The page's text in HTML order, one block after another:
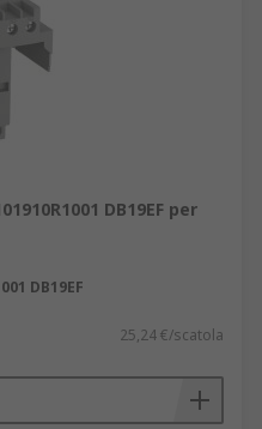
DB19EF per
DB19EF
25,24 €/scatola